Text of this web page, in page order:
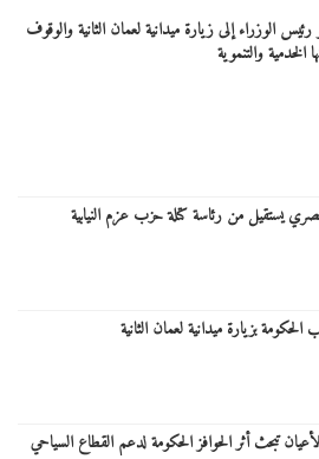
الوزراء إلى زيارة ميدانية لعمان الثانية والوقوف
الخدمية والتنموية
يستقيل من رئاسة كتلة حزب عزم النيابية
بزيارة ميدانية لعمان الثانية
تبحث أثر الحوافز الحكومة لدعم القطاع السياحي